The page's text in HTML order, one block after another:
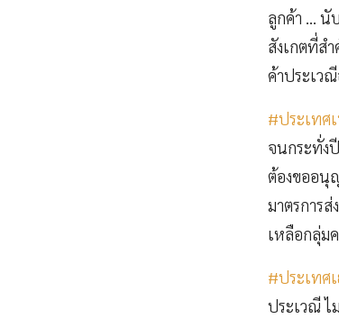
ลูกค้า … นั
สังเกตที่ส
ค้าประเว
#ประเทศ
จนกระทั่ง
ต้องขออนุ
มาตรการ
เหลือกลุ่ม
#ประเทศ
ประเวณี ไ